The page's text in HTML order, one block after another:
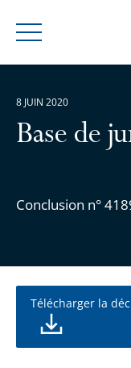
Menu
Base de
Conclusion n°
8 JUIN 2020
Télécharger la